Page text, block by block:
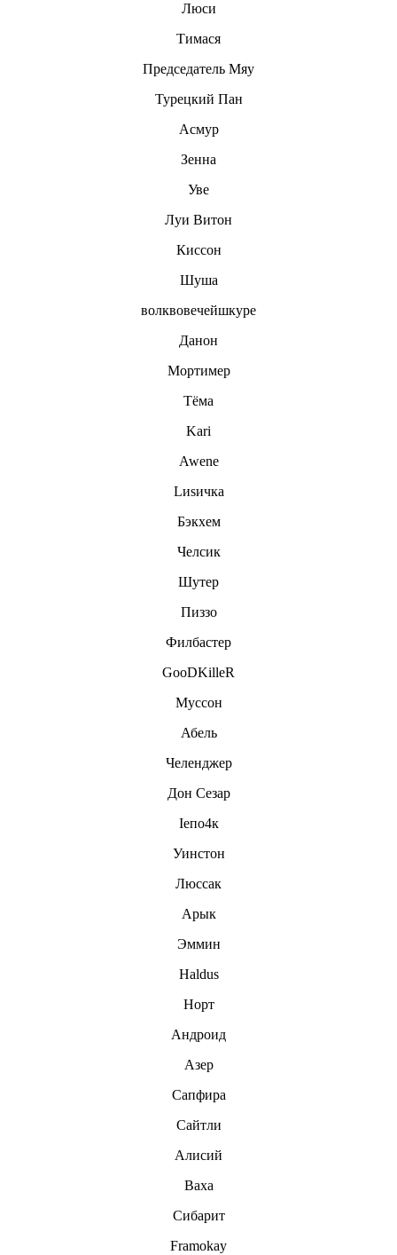
Люси
Тимася
Председатель Мяу
Турецкий Пан
Асмур
Зенна
Уве
Луи Витон
Киссон
Шуша
волквовечейшкуре
Данон
Мортимер
Тёма
Kari
Awene
Lиsичка
Бэкхем
Челсик
Шутер
Пиззо
Филбастер
GooDKilleR
Муссон
Абель
Челенджер
Дон Сезар
Iепо4к
Уинстон
Люссак
Арык
Эммин
Haldus
Норт
Андроид
Азер
Сапфира
Сайтли
Алисий
Ваха
Сибарит
Framokay